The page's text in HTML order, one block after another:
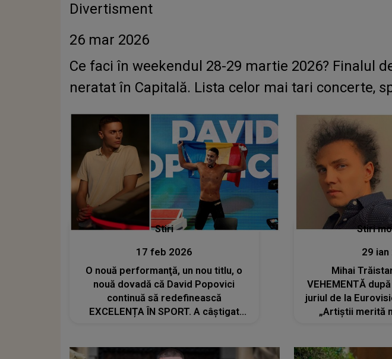
Divertisment
26 mar 2026
Ce faci în weekendul 28-29 martie 2026? Finalul
neratat în Capitală. Lista celor mai tari concerte,
Stiri
17 feb 2026
O nouă performanţă, un nou titlu, o
nouă dovadă că David Popovici
continuă să redefinească
EXCELENȚA ÎN SPORT. A câștigat
primesc acest premiu, este special
Stiri
29 ian
Mihai
VEHEMENTĂ
juriul de la
„Artiștii merită
preselecție